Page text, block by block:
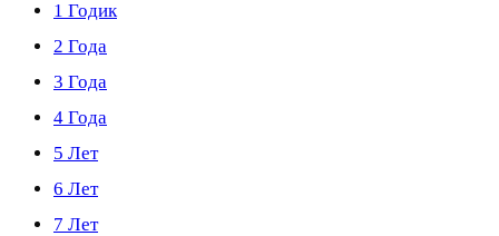
1 Годик
2 Года
3 Года
4 Года
5 Лет
6 Лет
7 Лет